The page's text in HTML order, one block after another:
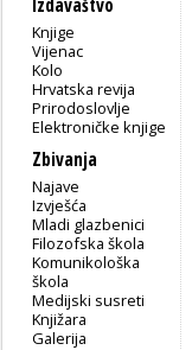
Knjige
Vijenac
Kolo
Hrvatska revija
Prirodoslovlje
Elektroničke knjige
Zbivanja
Najave
Izvješća
Mladi glazbenici
Filozofska škola
Komunikološka
škola
Medijski susreti
Knjižara
Galerija